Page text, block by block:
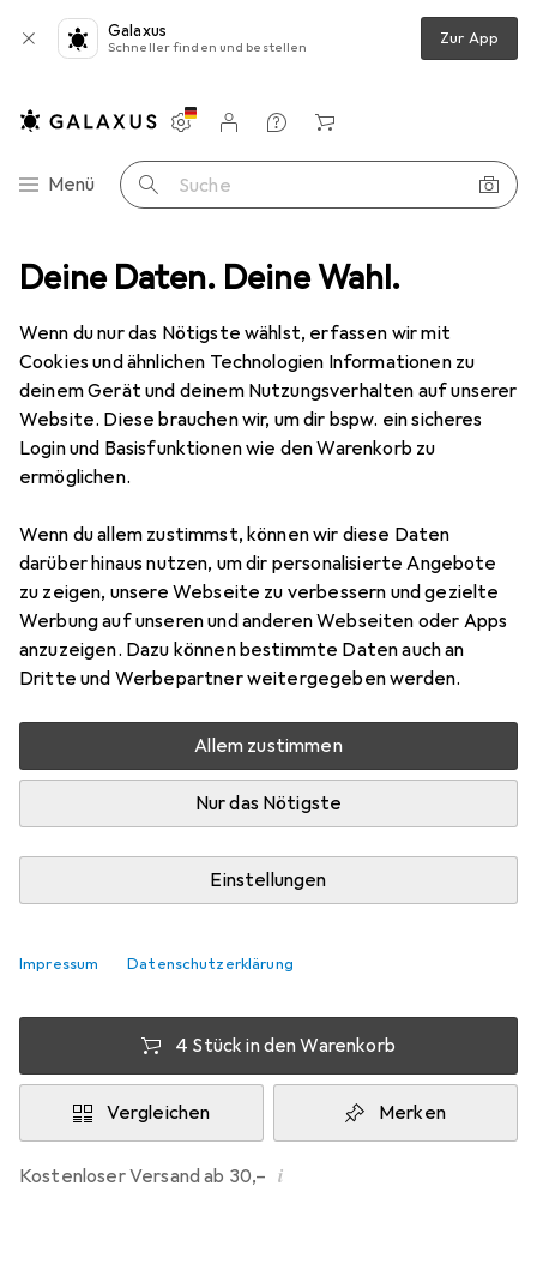
Deine Daten. Deine Wahl.
Wenn du nur das Nötigste wählst, erfassen wir mit
Cookies und ähnlichen Technologien Informationen zu
deinem Gerät und deinem Nutzungsverhalten auf unserer
Website. Diese brauchen wir, um dir bspw. ein sicheres
Login und Basisfunktionen wie den Warenkorb zu
ermöglichen.
Wenn du allem zustimmst, können wir diese Daten
darüber hinaus nutzen, um dir personalisierte Angebote
zu zeigen, unsere Webseite zu verbessern und gezielte
Werbung auf unseren und anderen Webseiten oder Apps
anzuzeigen. Dazu können bestimmte Daten auch an
Dritte und Werbepartner weitergegeben werden.
Allem zustimmen
Nur das Nötigste
Einstellungen
Impressum Datenschutzerklärung
Galaxus
Schneller finden und bestellen Zur App
Navigation nach Kategorien
Menü Suche
Einstellungen
Kundenkonto
Vergleichslisten
Merklisten
Warenkorb
Arbeitsbekleidung Schutzhandschuhe Uvex Strickhandschuh
7 Bilder
MENGENRABATT
UvexStrickhandschuh
9
Preis in EUR inkl. MwSt.
EUR
6,49
Bewertungen
Zwischen Di, 11.8. und Do, 13.8. geliefert
5 Stück an Lager beim Lieferanten
Lieferort angeben für genaue Lieferzeit
−8%
4 Stück in den Warenkorb
Vergleichen Merken
Kostenloser Versand ab 30,– i